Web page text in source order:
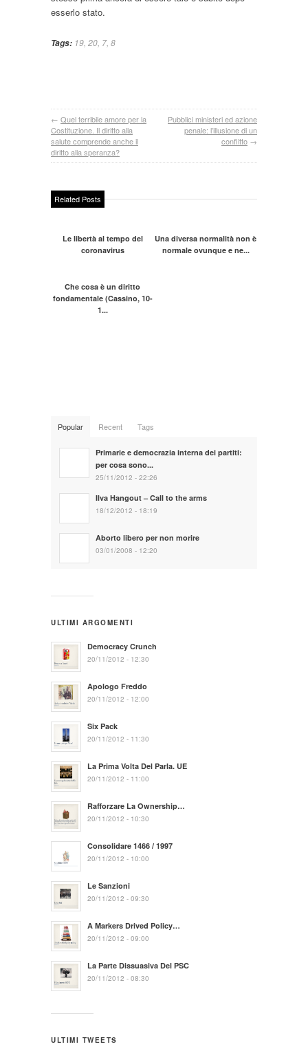
esserlo stato.
Tags: 19 20 7, 8
← Quel terribile amore per la
Costituzione. Il diritto alla
salute comprende anche il
diritto alla speranza?
Pubblici ministeri ed azione
penale: l’illusione di un
conflitto →
Related Posts
Le libertà al tempo del
coronavirus
Una diversa normalità non è
normale ovunque e ne...
Che cosa è un diritto
fondamentale (Cassino, 10-
1...
Popular Recent Tags
Primarie e democrazia interna dei partiti:
per cosa sono...
25/11/2012 - 22:26
Ilva Hangout – Call to the arms
18/12/2012 - 18:19
Aborto libero per non morire
03/01/2008 - 12:20
ULTIMI ARGOMENTI
Democracy Crunch
20/11/2012 - 12:30
Apologo Freddo
20/11/2012 - 12:00
Six Pack
20/11/2012 - 11:30
La Prima Volta Del Parla. UE
20/11/2012 - 11:00
Rafforzare La Ownership…
20/11/2012 - 10:30
Consolidare 1466 / 1997
20/11/2012 - 10:00
Le Sanzioni
20/11/2012 - 09:30
A Markers Drived Policy…
20/11/2012 - 09:00
La Parte Dissuasiva Del PSC
20/11/2012 - 08:30
ULTIMI TWEETS